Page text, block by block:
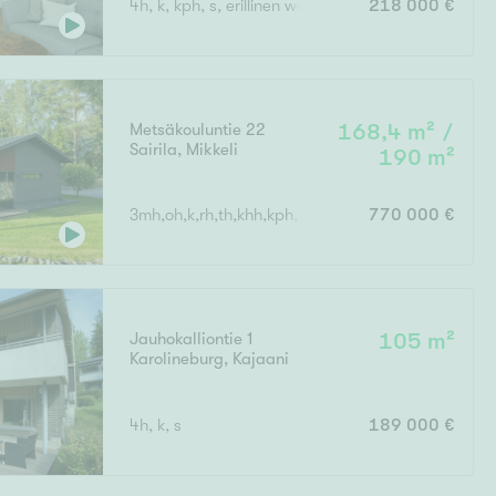
4h, k, kph, s, erillinen wc, terassi 218 000 €
Metsäkouluntie 22
Sairila, Mikkeli
168,4 m² /
190 m²
3mh,oh,k,rh,th,khh,kph,s,2xwc,parvi770 000 €
Jauhokalliontie 1
Karolineburg, Kajaani
105 m²
4h, k, s 189 000 €